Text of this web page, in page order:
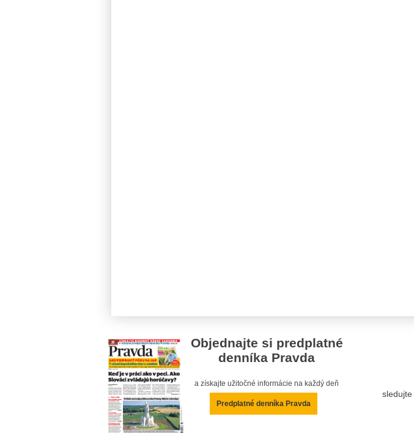
Objednajte si predplatné
denníka Pravda
a získajte užitočné informácie na každý deň
Predplatné denníka Pravda